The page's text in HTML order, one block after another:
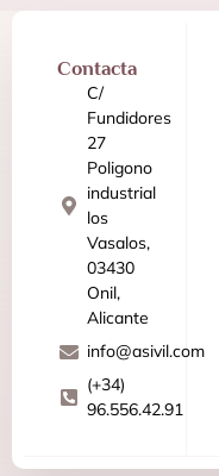
Contacta
C/
Fundidores
27
Poligono
industrial
los
Vasalos,
03430
Onil,
Alicante
info@asivil.com
(+34)
96.556.42.91